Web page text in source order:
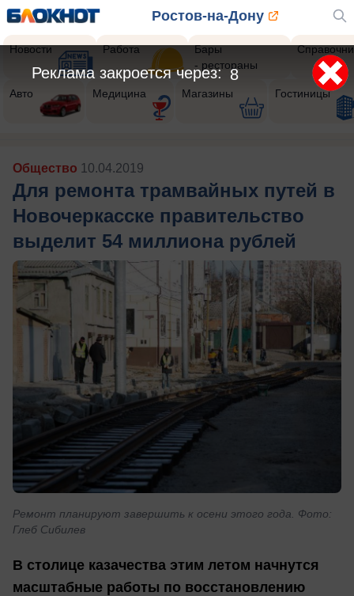
Ростов-на-Дону
Новости Работа
Бары
- рестораны
Авто Медицина Магазины Гостиницы
Общество 10.04.2019
Для ремонта трамвайных путей в
Новочеркасске правительство
выделит 54 миллиона рублей
Ремонт планируют завершить к осени этого года. Фото:
Глеб Сибилев
В столице казачества этим летом начнутся
масштабные работы по восстановлению
5
Реклама закроется через: